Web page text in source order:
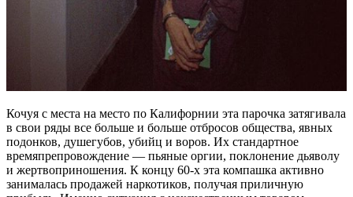
Кочуя с места на место по Калифорнии эта парочка затягивала
в свои ряды все больше и больше отбросов общества, явных
подонков, душегубов, убийц и воров. Их стандартное
времяпрепровождение — пьяные оргии, поклонение дьяволу
и жертвоприношения. К концу 60-х эта компашка активно
занималась продажей наркотиков, получая приличную